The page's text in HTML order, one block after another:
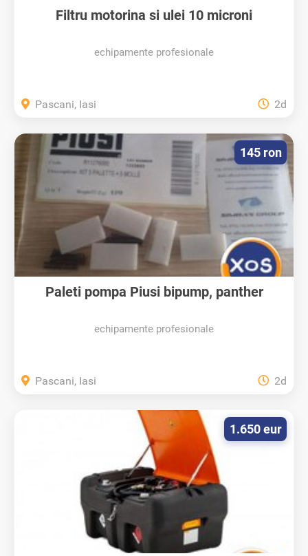
Filtru motorina si ulei 10 microni
echipamente profesionale
Pascani, Iasi 2d
Paleti pompa Piusi bipump, panther
echipamente profesionale
145 ron
Pascani, Iasi 2d
1.650 eur